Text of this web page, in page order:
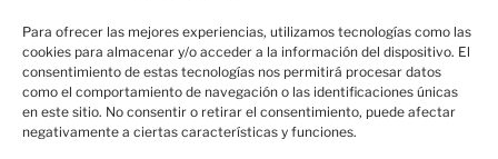
Para ofrecer las mejores experiencias, utilizamos tecnologías como las
cookies para almacenar y/o acceder a la información del dispositivo. El
consentimiento de estas tecnologías nos permitirá procesar datos
como el comportamiento de navegación o las identificaciones únicas
en este sitio. No consentir o retirar el consentimiento, puede afectar
negativamente a ciertas características y funciones.